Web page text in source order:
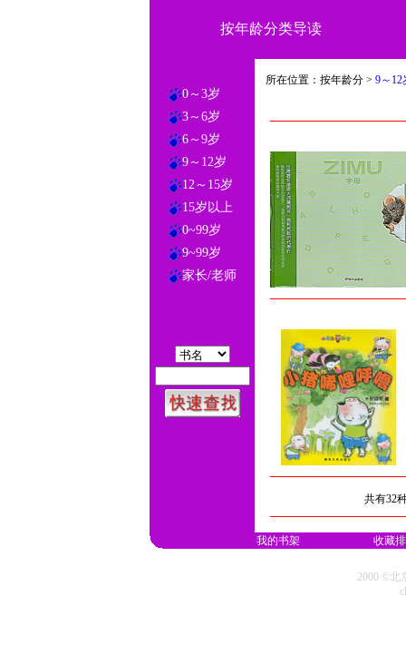
按年龄分类导读
0～3岁
3～6岁
6～9岁
9～12岁
12～15岁
15岁以上
0~99岁
9~99岁
家长/老师
所在位置：按年龄分 > 9～12
共有32
我的书架 收藏
2000 ©北